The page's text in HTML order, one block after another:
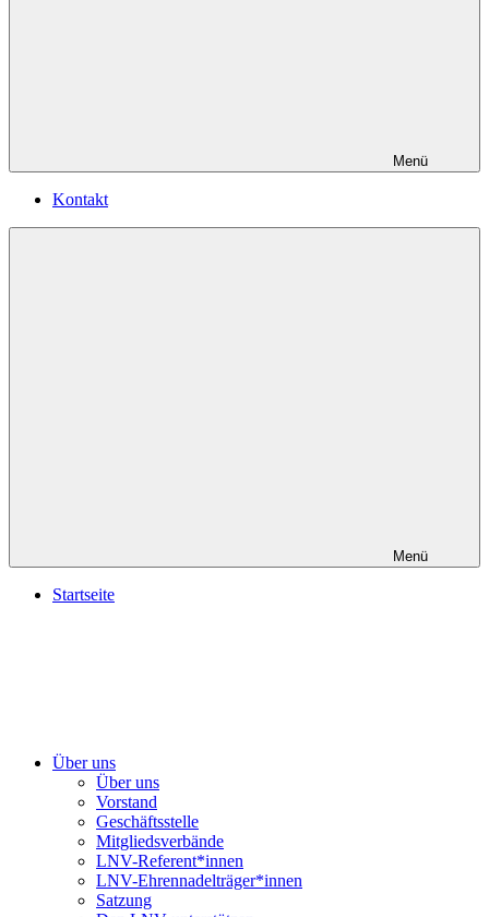
Menü
Kontakt
Menü
Startseite
Über uns
Über uns
Vorstand
Geschäftsstelle
Mitgliedsverbände
LNV-Referent*innen
LNV-Ehrennadelträger*innen
Satzung